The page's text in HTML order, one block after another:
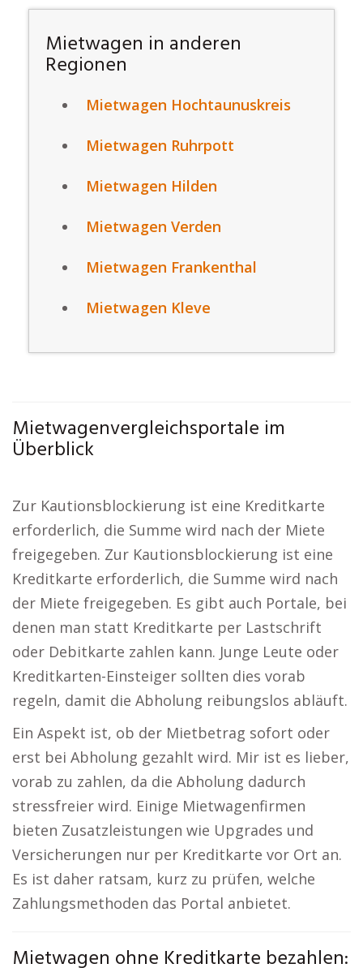
Mietwagen in anderen
Regionen
Mietwagen Hochtaunuskreis
Mietwagen Ruhrpott
Mietwagen Hilden
Mietwagen Verden
Mietwagen Frankenthal
Mietwagen Kleve
Mietwagenvergleichsportale im
Überblick
Zur Kautionsblockierung ist eine Kreditkarte
erforderlich, die Summe wird nach der Miete
freigegeben. Zur Kautionsblockierung ist eine
Kreditkarte erforderlich, die Summe wird nach
der Miete freigegeben. Es gibt auch Portale, bei
denen man statt Kreditkarte per Lastschrift
oder Debitkarte zahlen kann. Junge Leute oder
Kreditkarten-Einsteiger sollten dies vorab
regeln, damit die Abholung reibungslos abläuft.
Ein Aspekt ist, ob der Mietbetrag sofort oder
erst bei Abholung gezahlt wird. Mir ist es lieber,
vorab zu zahlen, da die Abholung dadurch
stressfreier wird. Einige Mietwagenfirmen
bieten Zusatzleistungen wie Upgrades und
Versicherungen nur per Kreditkarte vor Ort an.
Es ist daher ratsam, kurz zu prüfen, welche
Zahlungsmethoden das Portal anbietet.
Mietwagen ohne Kreditkarte bezahlen: